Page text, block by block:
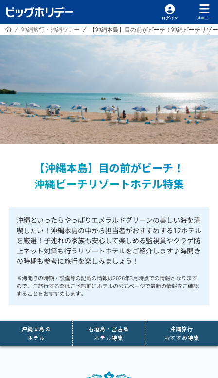
HOME
/
沖縄旅行・沖縄ツアー /【沖縄本島】目の前がビーチ！沖縄ビーチリゾ
【沖縄本島】目の前がビーチ！
沖縄ビーチリゾートホテル特集
沖縄といったらやっぱりエメラルドグリーンの美しい海を満
喫したい！沖縄本島の中から担当者がおすすめする12ホテル
を厳選！子連れの家族も安心して楽しめる監視員やクラゲ防
止ネット対策も行うリゾートホテルをご紹介します♪海開き
の時期も参考に旅行を楽しみましょう！
※海開きの時期・設備等の記載の情報は2026年3月時点での情報となります
ので、ご旅行する際はご予約前にホテルの公式ページで最新の情報をご確認
することをおすすめします。
沖縄本島の
ホテル
石垣島・宮古島
ホテル特集
沖縄旅行
おすすめ特集